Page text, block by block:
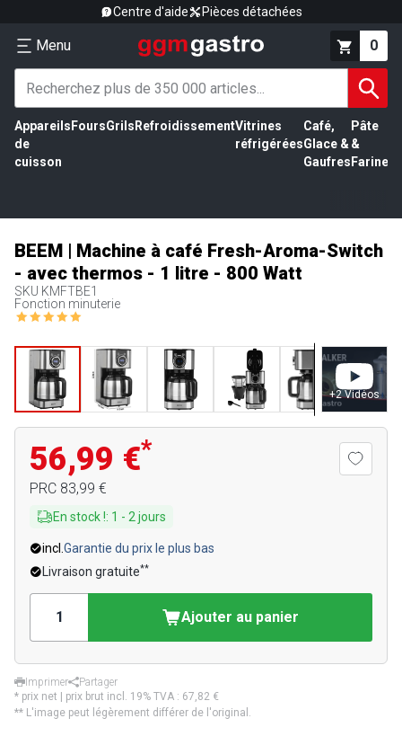
Centre d'aide Pièces détachées
Menu 0
Appareils
de
cuisson
FoursGrils RefroidissementVitrines
réfrigérées
Café,
Glace &
Gaufres
Pâte
&
Farine
BEEM | Machine à café Fresh-Aroma-Switch
- avec thermos - 1 litre - 800 Watt
SKU KMFTBE1
Fonction minuterie
+2 Vidéos
56,99 €*
PRC 83,99 €
En stock !: 1 - 2 jours
incl. Garantie du prix le plus bas
Livraison gratuite**
Ajouter au panier
Imprimer
Partager
* prix net | prix brut incl. 19% TVA : 67,82 €
** L'image peut légèrement différer de l'original.